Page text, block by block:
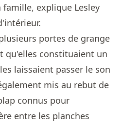
explique Lesley
portes de grange
qu'elles constituaient un
laissaient passer le son
mis au rebut de
connus pour
entre les planches